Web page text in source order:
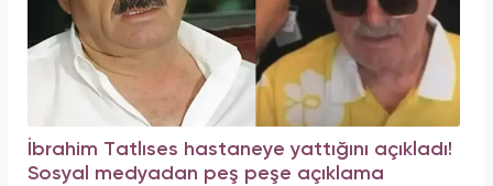
İbrahim Tatlıses hastaneye yattığını açıkladı!
Sosyal medyadan peş peşe açıklama